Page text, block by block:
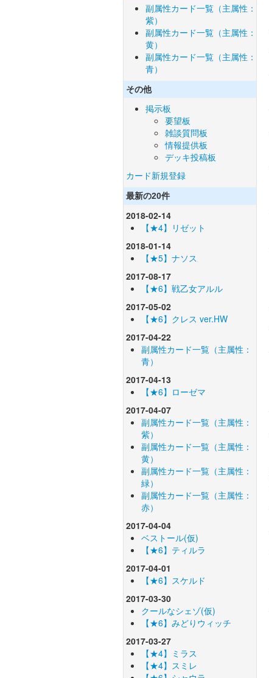
副属性カード一覧（主属性：
紫）
副属性カード一覧（主属性：
黄）
副属性カード一覧（主属性：
青）
その他
掲示板
要望板
雑談質問板
情報提供板
デッキ投稿板
カード新規登録
最新の20件
2018-02-14
【★4】リゼット
2018-01-14
【★5】ナソス
2017-08-17
【★6】戦乙女アルル
2017-05-02
【★6】クレス ver.HW
2017-04-22
副属性カード一覧（主属性：
青）
2017-04-13
【★6】ローゼマ
2017-04-07
副属性カード一覧（主属性：
紫）
副属性カード一覧（主属性：
黄）
副属性カード一覧（主属性：
緑）
副属性カード一覧（主属性：
赤）
2017-04-04
ベストール(仮)
【★6】ティルラ
2017-04-01
【★6】スケルド
2017-03-30
クールなシェゾ(仮)
【★6】みどりウィッチ
2017-03-27
【★4】ミラス
【★4】スミレ